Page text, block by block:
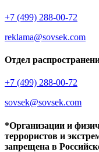
+7 (499) 288-00-72
reklama@sovsek.com
Отдел
+7 (499) 288-00-72
sovsek@sovsek.com
*Организации и
террористов и
запрещена в